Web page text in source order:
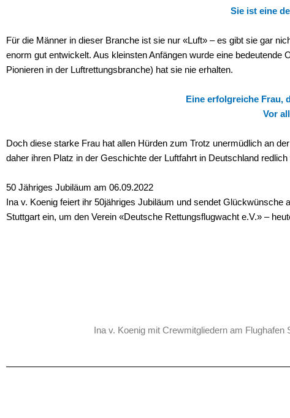
Sie ist eine
Für die Männer in dieser Branche ist sie nur «Luft» – es gibt sie gar
enorm gut entwickelt. Aus kleinsten Anfängen wurde eine
Pionieren in der Luftrettungsbranche) hat sie nie erhalten.
Eine erfolgreiche Frau,
Vor
Doch diese starke Frau hat allen Hürden zum Trotz unermüdlich an
daher ihren Platz in der Geschichte der Luftfahrt in Deutschland redlich
50 Jähriges Jubiläum am 06.09.2022
Ina v. Koenig feiert ihr 50jähriges Jubiläum und sendet
Stuttgart ein, um den Verein «Deutsche Rettungsflugwacht e.V.» –
Ina v. Koenig mit Crewmitgliedern am Flughafen